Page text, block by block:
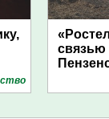
связью